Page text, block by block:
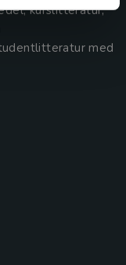
kurslitteratur,
med